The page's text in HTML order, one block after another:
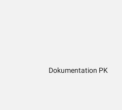
Dokumentation PK